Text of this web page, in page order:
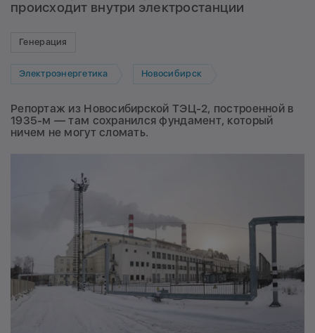
происходит внутри электростанции
Генерация
Электроэнергетика Новосибирск
Репортаж из Новосибирской ТЭЦ-2, построенной в
1935-м — там сохранился фундамент, который
ничем не могут сломать.